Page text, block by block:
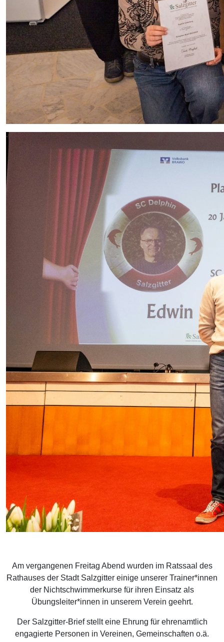
Am vergangenen Freitag Abend wurden im Ratssaal des
Rathauses der Stadt Salzgitter einige unserer Trainer*innen
der Nichtschwimmerkurse für ihren Einsatz als
Übungsleiter*innen in unserem Verein geehrt.
Der Salzgitter-Brief stellt eine Ehrung für ehrenamtlich
engagierte Personen in Vereinen, Gemeinschaften o.ä.